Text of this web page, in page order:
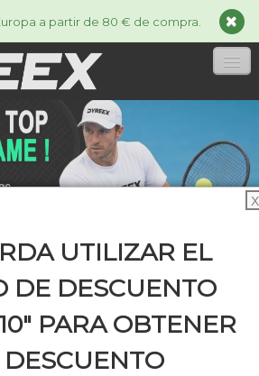
a partir de 80 € de compra.
X
UTILIZAR EL
DE DESCUENTO
PARA OBTENER